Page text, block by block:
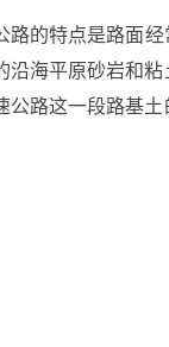
路的特点是路面经
沿海平原砂岩和粘
公路这一段路基土